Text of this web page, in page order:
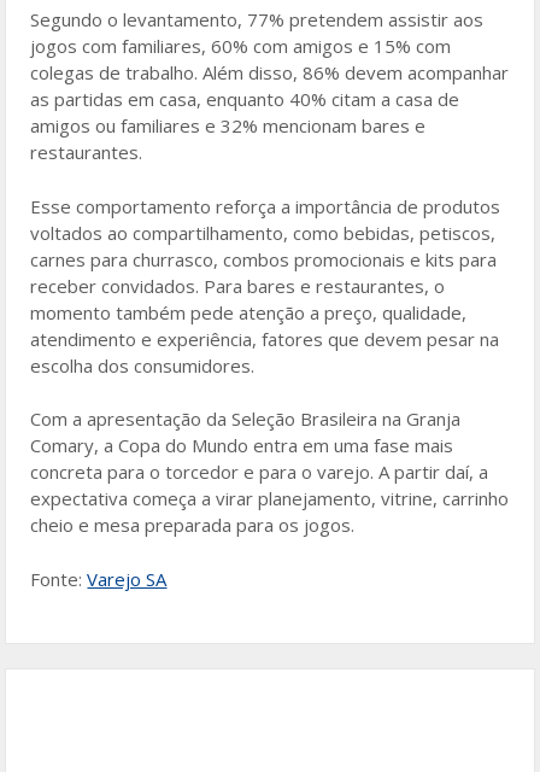
Segundo o levantamento, 77% pretendem assistir aos
jogos com familiares, 60% com amigos e 15% com
colegas de trabalho. Além disso, 86% devem acompanhar
as partidas em casa, enquanto 40% citam a casa de
amigos ou familiares e 32% mencionam bares e
restaurantes.
Esse comportamento reforça a importância de produtos
voltados ao compartilhamento, como bebidas, petiscos,
carnes para churrasco, combos promocionais e kits para
receber convidados. Para bares e restaurantes, o
momento também pede atenção a preço, qualidade,
atendimento e experiência, fatores que devem pesar na
escolha dos consumidores.
Com a apresentação da Seleção Brasileira na Granja
Comary, a Copa do Mundo entra em uma fase mais
concreta para o torcedor e para o varejo. A partir daí, a
expectativa começa a virar planejamento, vitrine, carrinho
cheio e mesa preparada para os jogos.
Fonte:Varejo SA